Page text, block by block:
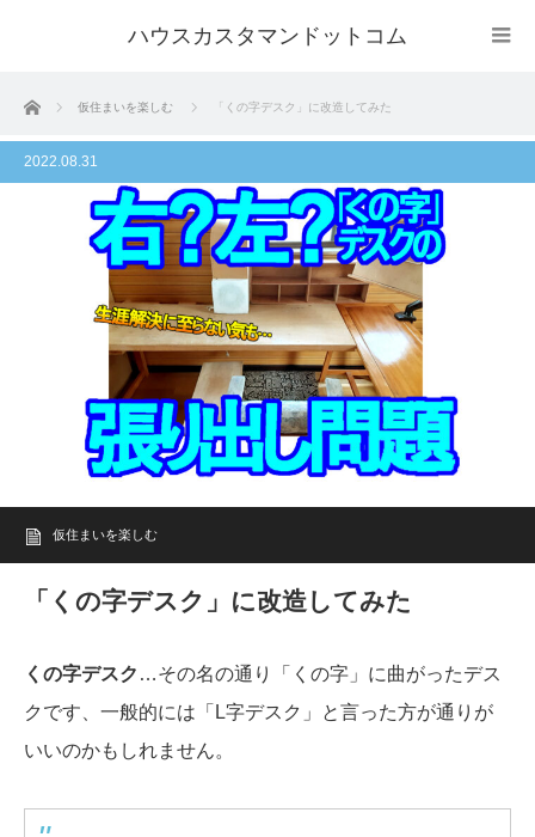
ハウスカスタマンドットコム
ホーム 仮住まいを楽しむ 「くの字デスク」に改造してみた
2022.08.31
仮住まいを楽しむ
「くの字デスク」に改造してみた
くの字デスク …その名の通り「くの字」に曲がったデス
クです、一般的には「L字デスク」と言った方が通りが
いいのかもしれません。